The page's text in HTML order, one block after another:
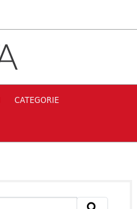
CATEGORIE